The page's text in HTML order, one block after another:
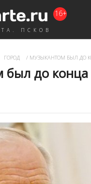
ПСКОВ
16+
ГОРОД / МУЗЫКАНТОМ БЫЛ ДО
до конца